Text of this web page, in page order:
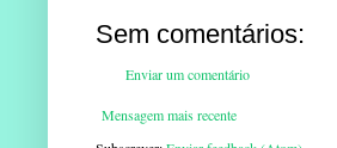
Sem comentários:
Enviar um comentário
Mensagem mais recente